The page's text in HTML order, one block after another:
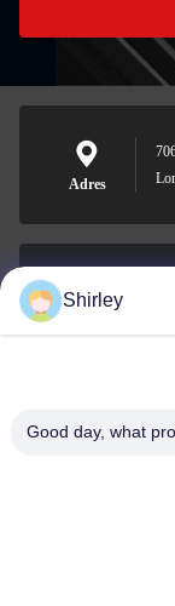
Adres
Shirley
Good day, what